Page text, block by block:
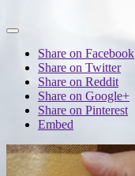
Share on Facebook
Share on Twitter
Share on Reddit
Share on Google+
Share on Pinterest
Embed